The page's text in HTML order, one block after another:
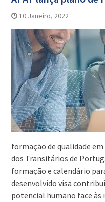
10 Janeiro, 2022
formação de qualidade
dos Transitários de
formação e calendário
desenvolvido visa
potencial humano face às